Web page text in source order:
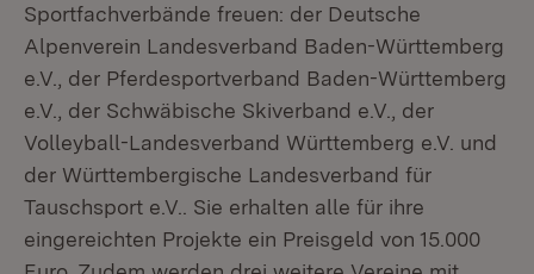
Sportfachverbände freuen: der Deutsche
Alpenverein Landesverband Baden-Württemberg
e.V., der Pferdesportverband Baden-Württemberg
e.V., der Schwäbische Skiverband e.V., der
Volleyball-Landesverband Württemberg e.V. und
der Württembergische Landesverband für
Tauschsport e.V.. Sie erhalten alle für ihre
eingereichten Projekte ein Preisgeld von 15.000